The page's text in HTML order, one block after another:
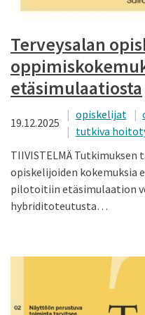
Terveysalan
etäsimulaatiosta
19.12.2025
opiskelijat
tutkiva
TIIVISTELMÄ
opiskelijoiden kokemuksia
pilotoitiin etäsimulaation
hybriditoteutusta…